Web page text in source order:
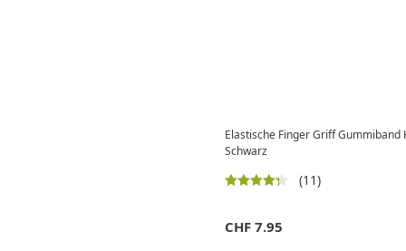
Elastische Finger Griff
Schwarz
(11)
CHF 7.95